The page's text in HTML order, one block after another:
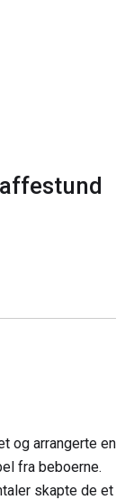
og arrangerte en
fra beboerne.
skapte de et